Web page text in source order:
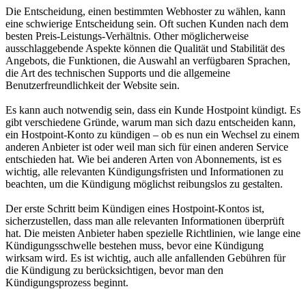
Die Entscheidung, einen bestimmten Webhoster zu wählen, kann
eine schwierige Entscheidung sein. Oft suchen Kunden nach dem
besten Preis-Leistungs-Verhältnis. Other möglicherweise
ausschlaggebende Aspekte können die Qualität und Stabilität des
Angebots, die Funktionen, die Auswahl an verfügbaren Sprachen,
die Art des technischen Supports und die allgemeine
Benutzerfreundlichkeit der Website sein.
Es kann auch notwendig sein, dass ein Kunde Hostpoint kündigt. Es
gibt verschiedene Gründe, warum man sich dazu entscheiden kann,
ein Hostpoint-Konto zu kündigen – ob es nun ein Wechsel zu einem
anderen Anbieter ist oder weil man sich für einen anderen Service
entschieden hat. Wie bei anderen Arten von Abonnements, ist es
wichtig, alle relevanten Kündigungsfristen und Informationen zu
beachten, um die Kündigung möglichst reibungslos zu gestalten.
Der erste Schritt beim Kündigen eines Hostpoint-Kontos ist,
sicherzustellen, dass man alle relevanten Informationen überprüft
hat. Die meisten Anbieter haben spezielle Richtlinien, wie lange eine
Kündigungsschwelle bestehen muss, bevor eine Kündigung
wirksam wird. Es ist wichtig, auch alle anfallenden Gebühren für
die Kündigung zu berücksichtigen, bevor man den
Kündigungsprozess beginnt.